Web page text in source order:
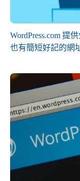
WordPress.com 提
也有簡短好記的網